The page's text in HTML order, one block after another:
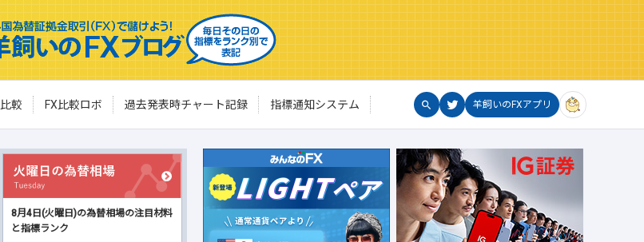
較 FX比較ロボ 過去発表時チャート記録 指標通知システム 羊飼いのFXアプリ
8月4日(火曜日)の為替相場の注目材料
と指標ランク